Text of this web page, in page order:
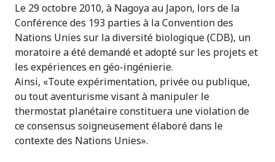
Le 29 octobre 2010, à Nagoya au Japon, lors de la
Conférence des 193 parties à la Convention des
Nations Unies sur la diversité biologique (CDB), un
moratoire a été demandé et adopté sur les projets et
les expériences en géo-ingénierie.
Ainsi, «Toute expérimentation, privée ou publique,
ou tout aventurisme visant à manipuler le
thermostat planétaire constituera une violation de
ce consensus soigneusement élaboré dans le
contexte des Nations Unies».